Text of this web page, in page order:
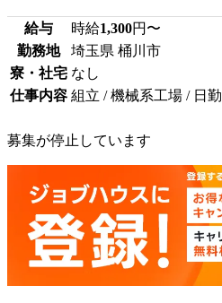
給与 時給1,300円〜
勤務地
埼玉県 桶川市
寮・社宅 なし
仕事内容 組立 / 機械系工場 / 日勤
募集が停止しています